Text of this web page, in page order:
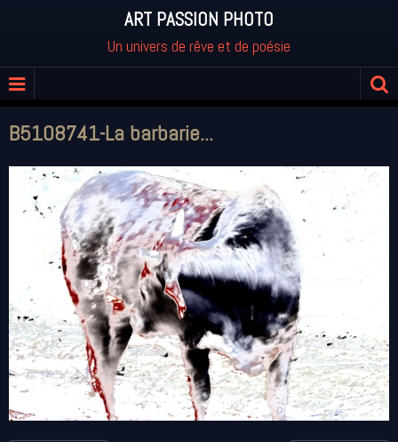
ART PASSION PHOTO
Un univers de rêve et de poésie
B5108741-La barbarie...